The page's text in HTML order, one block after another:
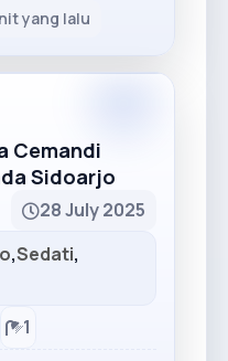
yang lalu
Cemandi
Sidoarjo
28 July 2025
,Sedati,
1